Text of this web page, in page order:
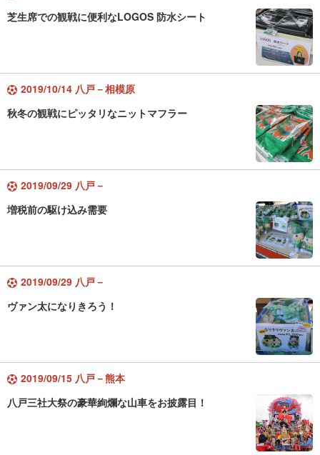
芝生席での観戦に便利なLOGOS 防水シート
2019/10/14 八戸－相模原
秋冬の観戦にピッタリなニットマフラー
2019/09/29 八戸－
増税前の駆け込み需要
2019/09/29 八戸－
ヴァン太になりきろう！
2019/09/15 八戸－熊本
八戸三社大祭の豪華絢爛な山車をお披露目！